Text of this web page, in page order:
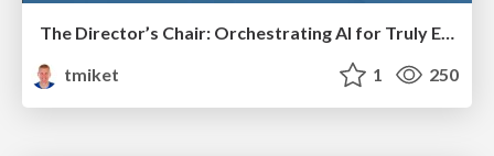
The Director’s Chair: Orchestrating AI for Truly Effective Learning
tmiket
1 250